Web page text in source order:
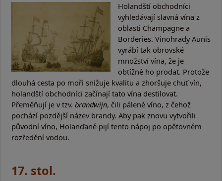
Holandští obchodníci
vyhledávají slavná vína z
oblasti Champagne a
Borderies. Vinohrady Aunis
vyrábí tak obrovské
množství vína, že je
obtížné ho prodat. Protože
dlouhá cesta po moři snižuje kvalitu a zhoršuje chuť vín,
holandští obchodníci začínají tato vína destilovat.
Přeměňují je v tzv. brandwijn, čili pálené víno, z čehož
pochází pozdější název brandy. Aby pak znovu vytvořili
původní víno, Holanďané pijí tento nápoj po opětovném
rozředění vodou.
17. stol.